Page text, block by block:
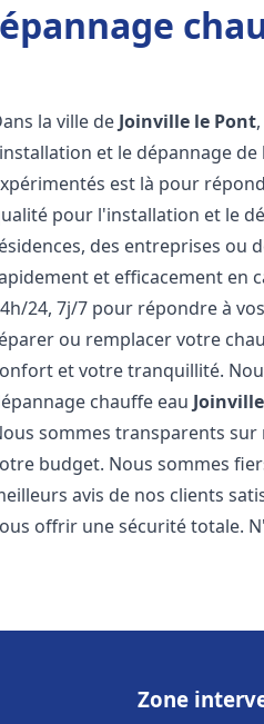
la ville de Joinville le Pont
et le dépannage
est là pour
pour l'installation et le
des entreprises ou
et efficacement en
24, 7j/7 pour répondre à
ou remplacer votre
et votre tranquillité.
chauffe eau
sommes transparents
budget. Nous sommes
avis de nos clients
offrir une sécurité totale.
Zone